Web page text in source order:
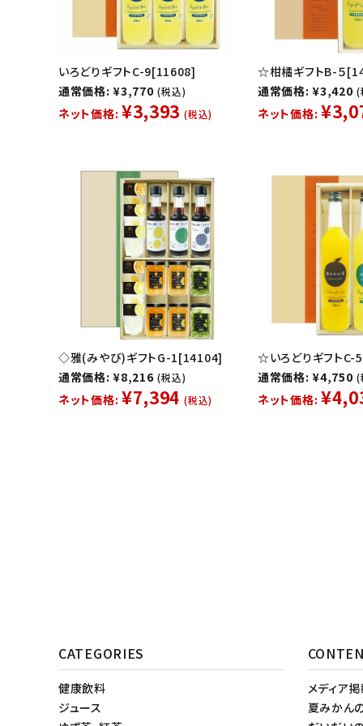
いろどりギフトC-9[11608]
通常価格: ¥3,770 (税込)
ネット価格: ¥3,393 (税込)
☆柑橘ギフトB-５
通常価格: ¥3,420 (
ネット価格:
◇雅(みやび)ギフトG-1[14104]
通常価格: ¥8,216 (税込)
ネット価格: ¥7,394 (税込)
☆いろどりギフト
通常価格: ¥4,750 (
ネット価格:
CATEGORIES
健康飲料
ジュース
メディア
夏みかん